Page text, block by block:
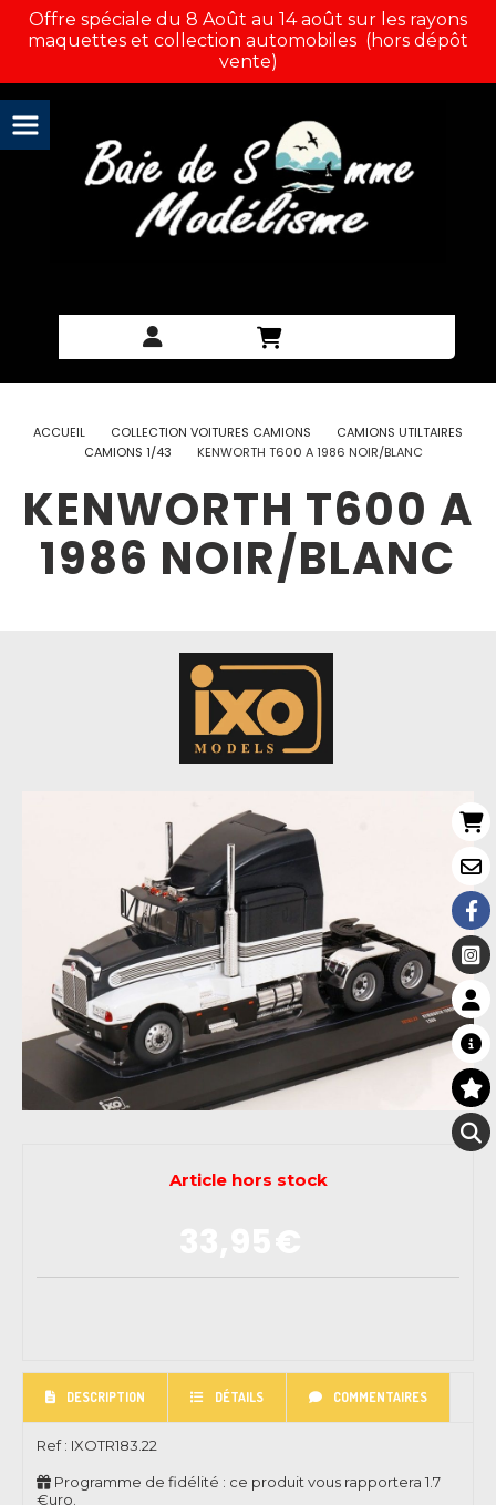
Offre spéciale du 8 Août au 14 août sur les rayons
maquettes et collection automobiles (hors dépôt
vente)
ACCUEIL COLLECTION VOITURES CAMIONS
CAMIONS UTILTAIRES
CAMIONS 1/43
KENWORTH T600 A 1986 NOIR/BLANC
KENWORTH T600 A
1986 NOIR/BLANC
Article hors stock
DESCRIPTION DÉTAILS COMMENTAIRES
Ref : IXOTR183.22
Programme de fidélité : ce produit vous rapportera 1.7
€uro.
Panneau de gestion des cookies